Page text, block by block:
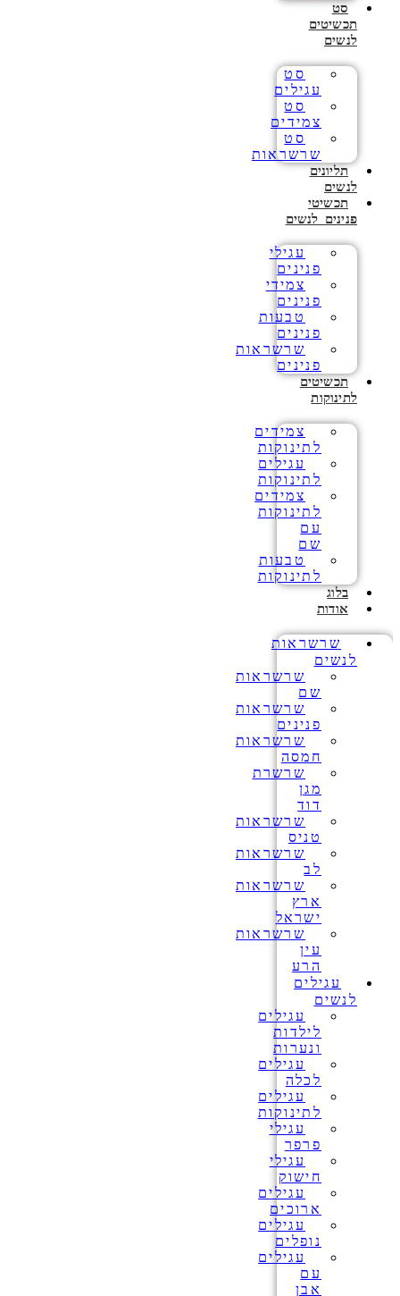
סט
תכשיטים
לנשים
סט
עגילים
סט
צמידים
סט
שרשראות
תליונים
לנשים
תכשיטי
פנינים לנשים
עגילי
פנינים
צמידי
פנינים
טבעות
פנינים
שרשראות
פנינים
תכשיטים
לתינוקות
צמידים
לתינוקות
עגילים
לתינוקות
צמידים
לתינוקות
עם
שם
טבעות
לתינוקות
בלוג
אודות
שרשראות
לנשים
שרשראות
שם
שרשראות
פנינים
שרשראות
חמסה
שרשרת
מגן
דוד
שרשראות
טניס
שרשראות
לב
שרשראות
ארץ
ישראל
שרשראות
עין
הרע
עגילים
לנשים
עגילים
לילדות
ונערות
עגילים
לכלה
עגילים
לתינוקות
עגילי
פרפר
עגילי
חישוק
עגילים
ארוכים
עגילים
נופלים
עגילים
עם
אבן